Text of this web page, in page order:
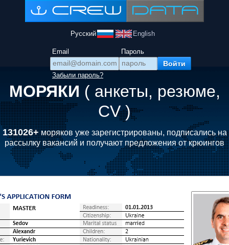
Русский English
Email Пароль
Забыли пароль?
МОРЯКИ ( анкеты, резюме,
CV )
131026+моряков уже зарегистрированы, подписались на
рассылку вакансий и получают предложения от крюингов